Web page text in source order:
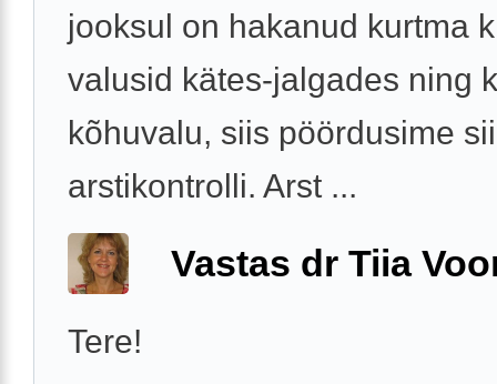
jooksul on hakanud kurtma
valusid kätes-jalgades ning
kõhuvalu, siis pöördusime
arstikontrolli. Arst ...
Vastas dr Tiia
Tere!